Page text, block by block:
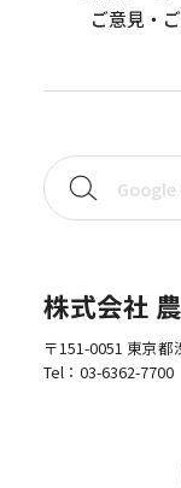
ご意見・
株式会社
〒151-0051 東京
Tel： 03-6362-7700